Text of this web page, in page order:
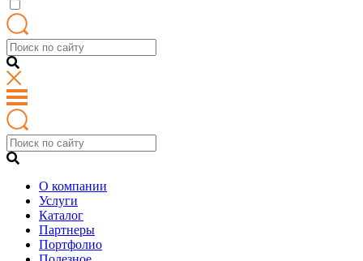
О компании
Услуги
Каталог
Партнеры
Портфолио